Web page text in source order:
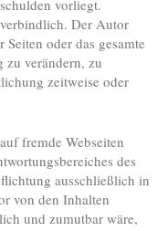
vorliegt.
Der Autor
oder das gesamte
verändern, zu
zeitweise oder
fremde Webseiten
des
ausschließlich in
von den Inhalten
und zumutbar wäre,